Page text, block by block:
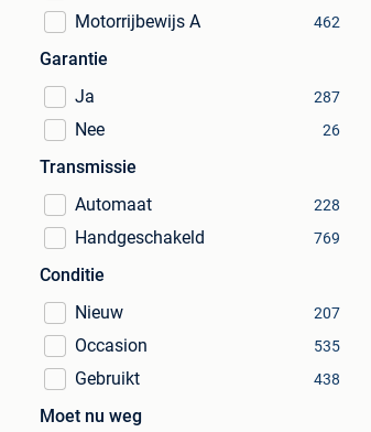
Motorrijbewijs A 462
Garantie
Ja
287
Nee 26
Transmissie
Automaat
228
Handgeschakeld 769
Conditie
Nieuw
207
Occasion 535
Gebruikt 438
Moet nu weg